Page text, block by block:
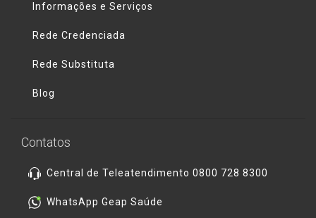
Informações e Serviços
Rede Credenciada
Rede Substituta
Blog
Contatos
Central de Teleatendimento 0800 728 8300
WhatsApp Geap Saúde